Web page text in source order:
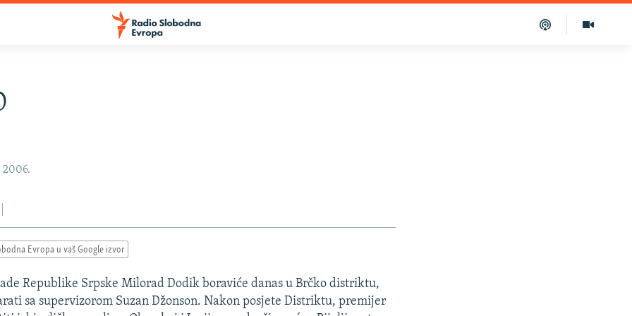
Evropa u vaš Google izvor
Republike Srpske Milorad Dodik boraviće danas u Brčko distriktu,
sa supervizorom Suzan Džonson. Nakon posjete Distriktu, premijer